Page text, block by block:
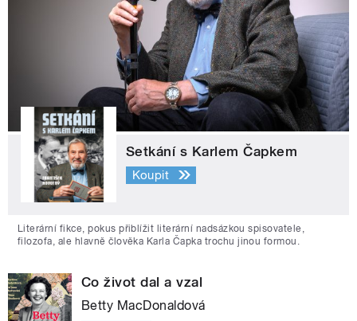
Setkání s Karlem Čapkem
Koupit
Literární fikce, pokus přiblížit literární nadsázkou spisovatele,
filozofa, ale hlavně člověka Karla Čapka trochu jinou formou.
Co život dal a vzal
Betty MacDonaldová